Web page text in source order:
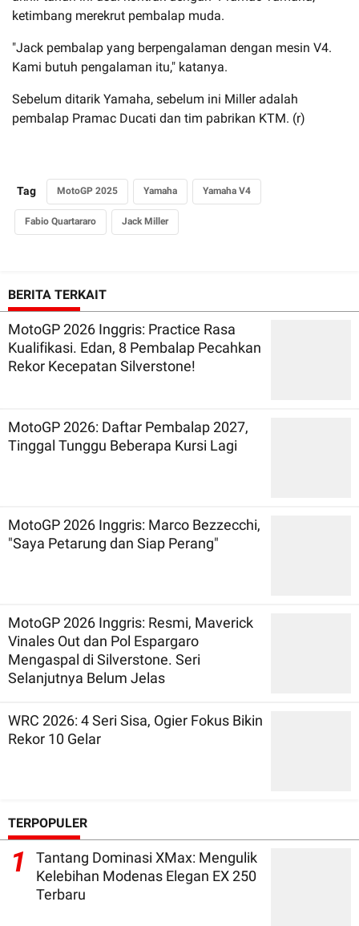
ketimbang merekrut pembalap muda.
"Jack pembalap yang berpengalaman dengan mesin V4.
Kami butuh pengalaman itu," katanya.
Sebelum ditarik Yamaha, sebelum ini Miller adalah
pembalap Pramac Ducati dan tim pabrikan KTM. (r)
Tag MotoGP 2025 Yamaha Yamaha V4
Fabio Quartararo Jack Miller
BERITA TERKAIT
MotoGP 2026 Inggris: Practice Rasa
Kualifikasi. Edan, 8 Pembalap Pecahkan
Rekor Kecepatan Silverstone!
MotoGP 2026: Daftar Pembalap 2027,
Tinggal Tunggu Beberapa Kursi Lagi
MotoGP 2026 Inggris: Marco Bezzecchi,
"Saya Petarung dan Siap Perang"
MotoGP 2026 Inggris: Resmi, Maverick
Vinales Out dan Pol Espargaro
Mengaspal di Silverstone. Seri
Selanjutnya Belum Jelas
WRC 2026: 4 Seri Sisa, Ogier Fokus Bikin
Rekor 10 Gelar
TERPOPULER
1
Tantang Dominasi XMax: Mengulik
Kelebihan Modenas Elegan EX 250
Terbaru